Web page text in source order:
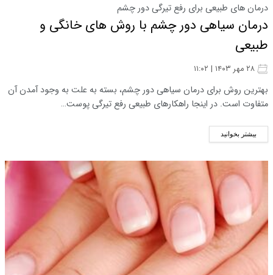
درمان های طبیعی برای رفع تیرگی دور چشم
درمان سیاهی دور چشم با روش های خانگی و
طبیعی
بهترین روش برای درمان سیاهی دور چشم، بسته به علت به وجود آمدن آن
متفاوت است. در اینجا راهکارهای طبیعی رفع تیرگی پوست…
بیشتر بخوانید